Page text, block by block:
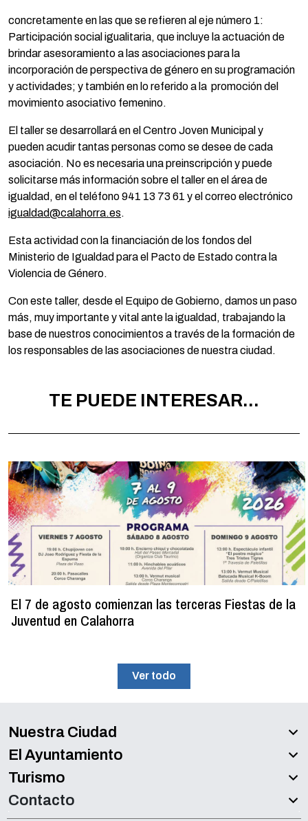
concretamente en las que se refieren al eje número 1:
Participación social igualitaria, que incluye la actuación de
brindar asesoramiento a las asociaciones para la
incorporación de perspectiva de género en su programación
y actividades; y también en lo referido a la promoción del
movimiento asociativo femenino.
El taller se desarrollará en el Centro Joven Municipal y
pueden acudir tantas personas como se desee de cada
asociación. No es necesaria una preinscripción y puede
solicitarse más información sobre el taller en el área de
igualdad, en el teléfono 941 13 73 61 y el correo electrónico
igualdad@calahorra.es.
Esta actividad con la financiación de los fondos del
Ministerio de Igualdad para el Pacto de Estado contra la
Violencia de Género.
Con este taller, desde el Equipo de Gobierno, damos un paso
más, muy importante y vital ante la igualdad, trabajando la
base de nuestros conocimientos a través de la formación de
los responsables de las asociaciones de nuestra ciudad.
TE PUEDE INTERESAR...
El 7 de agosto comienzan las terceras Fiestas de la
Juventud en Calahorra
Ver todo
Nuestra Ciudad
El Ayuntamiento
Turismo
Contacto